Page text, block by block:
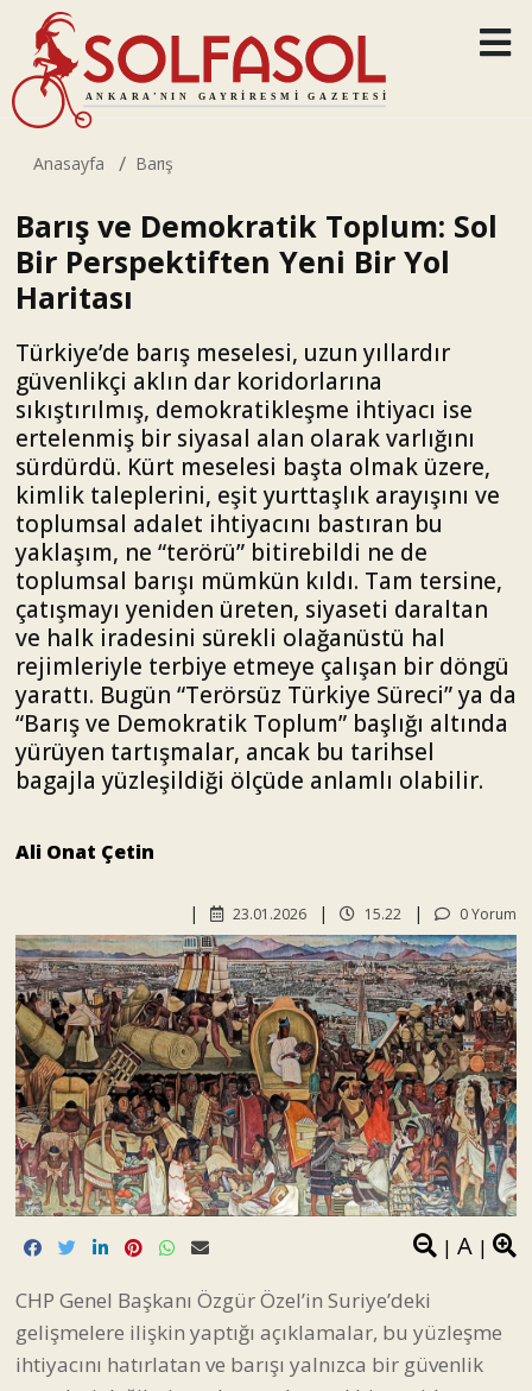
Anasayfa Barış
Barış ve Demokratik Toplum: Sol
Bir Perspektiften Yeni Bir Yol
Haritası
Türkiye’de barış meselesi, uzun yıllardır
güvenlikçi aklın dar koridorlarına
sıkıştırılmış, demokratikleşme ihtiyacı ise
ertelenmiş bir siyasal alan olarak varlığını
sürdürdü. Kürt meselesi başta olmak üzere,
kimlik taleplerini, eşit yurttaşlık arayışını ve
toplumsal adalet ihtiyacını bastıran bu
yaklaşım, ne “terörü” bitirebildi ne de
toplumsal barışı mümkün kıldı. Tam tersine,
çatışmayı yeniden üreten, siyaseti daraltan
ve halk iradesini sürekli olağanüstü hal
rejimleriyle terbiye etmeye çalışan bir döngü
yarattı. Bugün “Terörsüz Türkiye Süreci” ya da
“Barış ve Demokratik Toplum” başlığı altında
yürüyen tartışmalar, ancak bu tarihsel
bagajla yüzleşildiği ölçüde anlamlı olabilir.
Ali Onat Çetin
0 Yorum
15.22
23.01.2026
| A |
CHP Genel Başkanı Özgür Özel’in Suriye’deki
gelişmelere ilişkin yaptığı açıklamalar, bu yüzleşme
ihtiyacını hatırlatan ve barışı yalnızca bir güvenlik